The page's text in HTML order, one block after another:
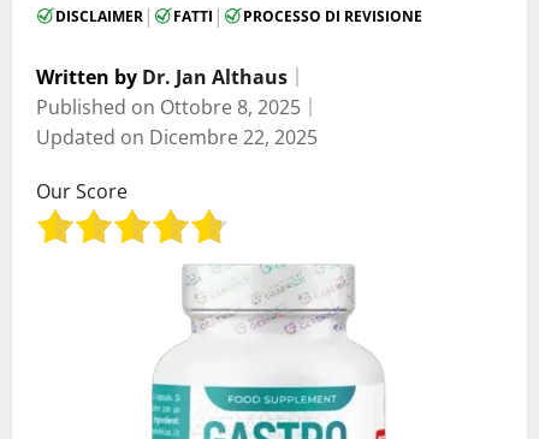
DISCLAIMER | FATTI | PROCESSO DI REVISIONE
Written by Dr. Jan Althaus
Published on Ottobre 8, 2025
Updated on Dicembre 22, 2025
Our Score